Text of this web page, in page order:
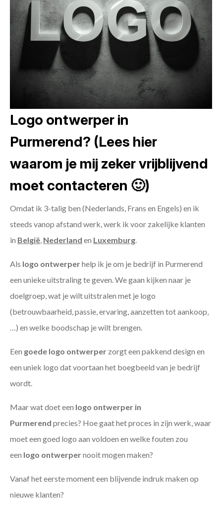
Logo ontwerper in
Purmerend? (Lees hier
waarom je mij zeker vrijblijvend
moet contacteren 🙂)
Omdat ik 3-talig ben (Nederlands, Frans en Engels) en ik
steeds vanop afstand werk, werk ik voor zakelijke klanten
in België, Nederland en Luxemburg.
Als logo ontwerperhelp ik je om je bedrijf in Purmerend
een unieke uitstraling te geven. We gaan kijken naar je
doelgroep, wat je wilt uitstralen met je logo
(betrouwbaarheid, passie, ervaring, aanzetten tot aankoop,
…) en welke boodschap je wilt brengen.
Een goede logo ontwerper zorgt een pakkend design en
een uniek logo dat voortaan het boegbeeld van je bedrijf
wordt.
Maar wat doet een logo ontwerper in
Purmerend precies? Hoe gaat het proces in zijn werk, waar
moet een goed logo aan voldoen en welke fouten zou
een logo ontwerpernooit mogen maken?
Vanaf het eerste moment een blijvende indruk maken op
nieuwe klanten?